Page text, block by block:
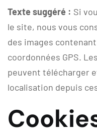
Texte suggéré : Si
le site, nous vous
des images
coordonnées GPS.
peuvent télécharger
localisation depuis